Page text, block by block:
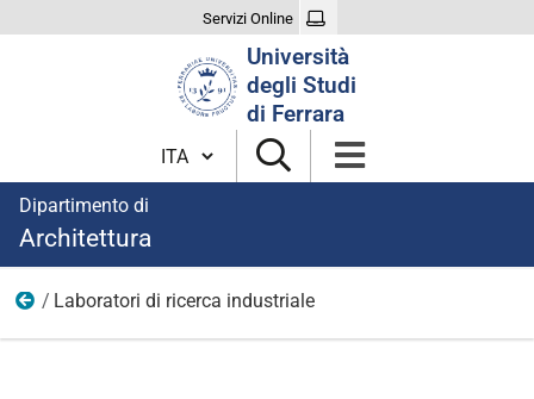
Servizi Online
Università
degli Studi
di Ferrara
Cambia lingua
Dipartimento di
Architettura
Ricerca
Laboratori di ricerca industriale